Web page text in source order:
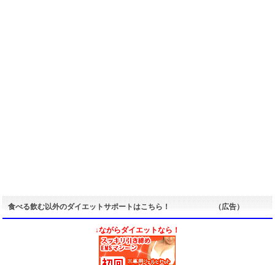
食べる飲む以外のダイエットサポートはこちら！ （広告）
↓ながらダイエットなら！